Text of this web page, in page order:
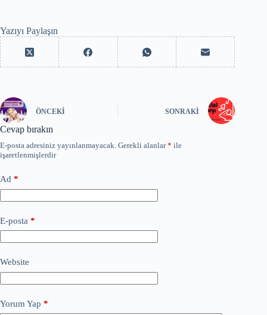
Yazıyı Paylaşın
ÖNCEKI SONRAKI
Cevap bırakın
E-posta adresiniz yayınlanmayacak. Gerekli alanlar* ile
işaretlenmişlerdir
Ad *
E-posta *
Website
Yorum Yap *